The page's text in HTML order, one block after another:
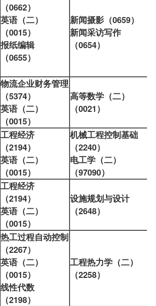
（0662）
英语（二）
（0015）
报纸编辑
（0655）
新闻摄影（0659）
新闻采访写作
（0654）
物流企业财务管理
（5374）
英语（二）
（0015）
高等数学（二）
（0021）
工程经济
（2194）
英语（二）
（0015）
机械工程控制基础
（2240）
电工学（二）
（97090）
工程经济
（2194）
英语（二）
（0015）
设施规划与设计
（2648）
热工过程自动控制
（2267）
英语（二）
（0015）
线性代数
（2198）
工程热力学（二）
（2258）